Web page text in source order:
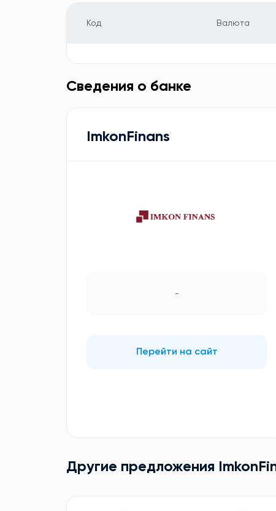
Код Валюта
Сведения о банке
ImkonFinans
-
Перейти на сайт
Другие предложения